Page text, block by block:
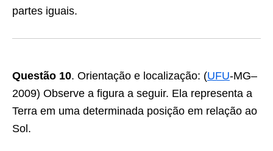
partes iguais.
Questão 10. Orientação e localização: (UFU-MG–
2009) Observe a figura a seguir. Ela representa a
Terra em uma determinada posição em relação ao
Sol.